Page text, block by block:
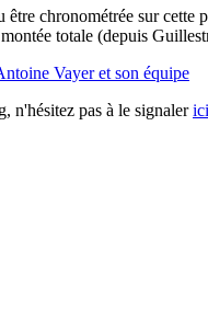
être chronométrée sur
totale (depuis
Vayer et son équipe
n'hésitez pas à le signalerici